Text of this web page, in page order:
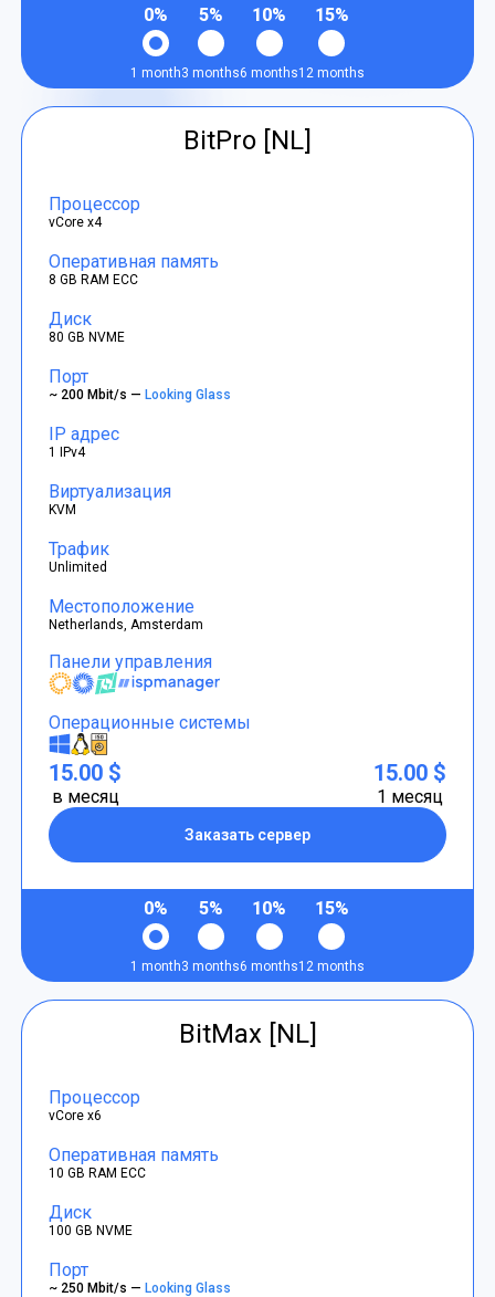
0%
1 month
5%
3 months
10%
6 months
15%
12 months
BitPro [NL]
Процессор
vCore x4
Оперативная память
8 GB RAM ECC
Диск
80 GB NVME
Порт
~ 200 Mbit/s —Looking Glass
IP адрес
1 IPv4
Виртуализация
KVM
Трафик
Unlimited
Местоположение
Netherlands, Amsterdam
Панели управления
Операционные системы
15.00 $
в месяц
Заказать сервер
15.00 $
1 месяц
0%
1 month
5%
3 months
10%
6 months
15%
12 months
BitMax [NL]
Процессор
vCore x6
Оперативная память
10 GB RAM ECC
Диск
100 GB NVME
Порт
~ 250 Mbit/s —Looking Glass